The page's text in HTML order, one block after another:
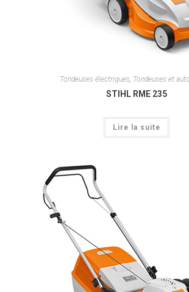
Tondeuses électriques, Tondeuses et
STIHL RME 235
Lire la suite